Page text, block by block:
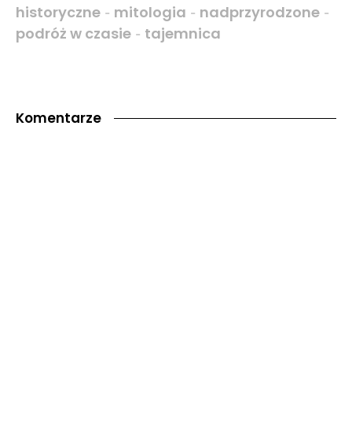
historyczne - mitologia - nadprzyrodzone -
podróż w czasie - tajemnica
Komentarze